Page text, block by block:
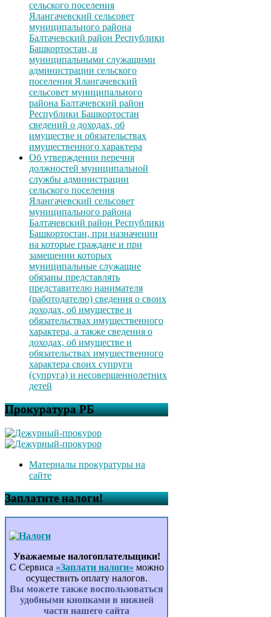
сельского поселения
Ялангачевский сельсовет
муниципального района
Балтачевский район Республики
Башкортостан, и
муниципальными служащими
администрации сельского
поселения Ялангачевский
сельсовет муниципального
района Балтачевский район
Республики Башкортостан
сведений о доходах, об
имуществе и обязательствах
имущественного характера
Об утверждении перечня
должностей муниципальной
службы администрации
сельского поселения
Ялангачевский сельсовет
муниципального района
Балтачевский район Республики
Башкортостан, при назначении
на которые граждане и при
замещении которых
муниципальные служащие
обязаны представлять
представителю нанимателя
(работодателю) сведения о своих
доходах, об имуществе и
обязательствах имущественного
характера, а также сведения о
доходах, об имуществе и
обязательствах имущественного
характера своих супруги
(супруга) и несовершеннолетних
детей
Прокуратура РБ
Материалы прокуратуры на
сайте
Заплатите налоги!
Уважаемые налогоплательщики!
С Сервиса «Заплати налоги» можно
осуществить оплату налогов.
Вы можете также воспользоваться
удобными кнопками в нижней
части нашего сайта